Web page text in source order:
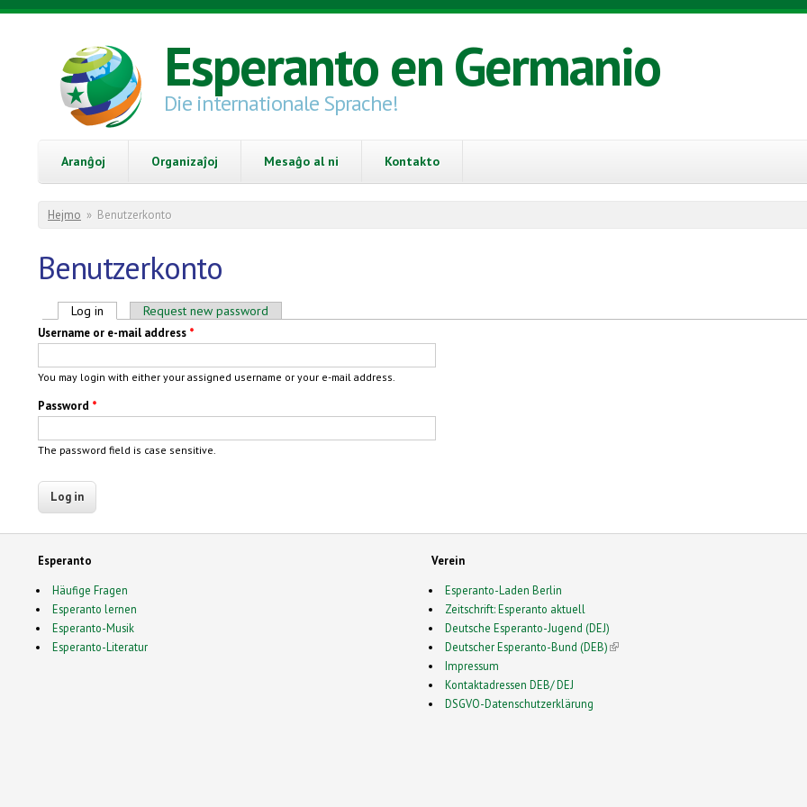
Skip to main content
Esperanto en Germanio
Die internationale Sprache!
Aranĝoj Organizaĵoj Mesaĝo al ni Kontakto
You are here
Hejmo » Benutzerkonto
Benutzerkonto
Primary tabs
Log in (active tab)Request new password
Username or e-mail address *
You may login with either your assigned username or your e-mail address.
Password *
The password field is case sensitive.
Esperanto
Häufige Fragen
Esperanto lernen
Esperanto-Musik
Esperanto-Literatur
Verein
Esperanto-Laden Berlin
Zeitschrift: Esperanto aktuell
Deutsche Esperanto-Jugend (DEJ)
Deutscher Esperanto-Bund (DEB)(link is external)
Impressum
Kontaktadressen DEB/ DEJ
DSGVO-Datenschutzerklärung